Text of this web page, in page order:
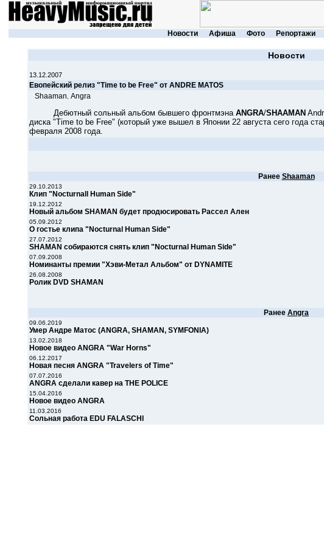
Новости Афиша Фото Репортажи
Новости
13.12.2007
Евопейский релиз "Time to be Free" от ANDRE MATOS
Shaaman Angra
Дебютный сольный альбом бывшего фронтмэна ANGRA/SHAAMAN
диска "Time to be Free" (который уже вышел в Японии 22 августа сего года
февраля 2008 года.
Ранее Shaaman
29.10.2013
Клип "Nocturnall Human Side"
19.12.2012
Новый альбом SHAMAN будет продюсировать Рассел Ален
05.09.2012
О гостье клипа "Nocturnal Human Side"
27.07.2012
SHAMAN собираются снять клип "Nocturnal Human Side"
07.09.2008
Номинанты премии "Хэви-Метал Альбом" от DYNAMITE
26.08.2008
Ролик DVD SHAMAN
Ранее Angra
09.06.2019
Умер Андре Матос (ANGRA, SHAMAN, SYMFONIA)
13.02.2018
Новое видео ANGRA "War Horns"
06.12.2017
Новая песня ANGRA "Travelers of Time"
07.07.2016
ANGRA сделали кавер на THE POLICE
15.04.2016
Новое видео ANGRA
11.03.2016
Сольная работа EDU FALASCHI